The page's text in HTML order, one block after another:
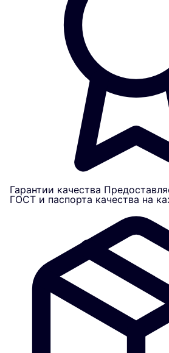
Гарантии качества
ГОСТ и паспорта качества на